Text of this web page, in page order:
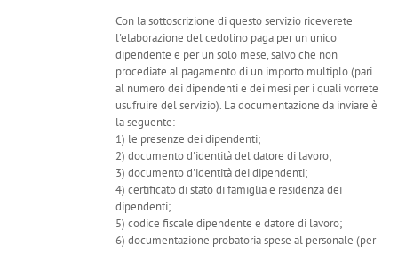
Con la sottoscrizione di questo servizio riceverete
l'elaborazione del cedolino paga per un unico
dipendente e per un solo mese, salvo che non
procediate al pagamento di un importo multiplo (pari
al numero dei dipendenti e dei mesi per i quali vorrete
usufruire del servizio). La documentazione da inviare è
la seguente:
1) le presenze dei dipendenti;
2) documento d'identità del datore di lavoro;
3) documento d'identità dei dipendenti;
4) certificato di stato di famiglia e residenza dei
dipendenti;
5) codice fiscale dipendente e datore di lavoro;
6) documentazione probatoria spese al personale (per